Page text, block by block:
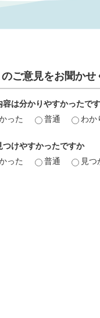
ご意見をお聞かせ
容は分かりやすかったで
った
普通 わか
つけやすかったですか
った
普通 見つ